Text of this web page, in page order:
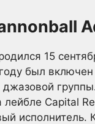
15
был
лейбле Capital
исполнитель.